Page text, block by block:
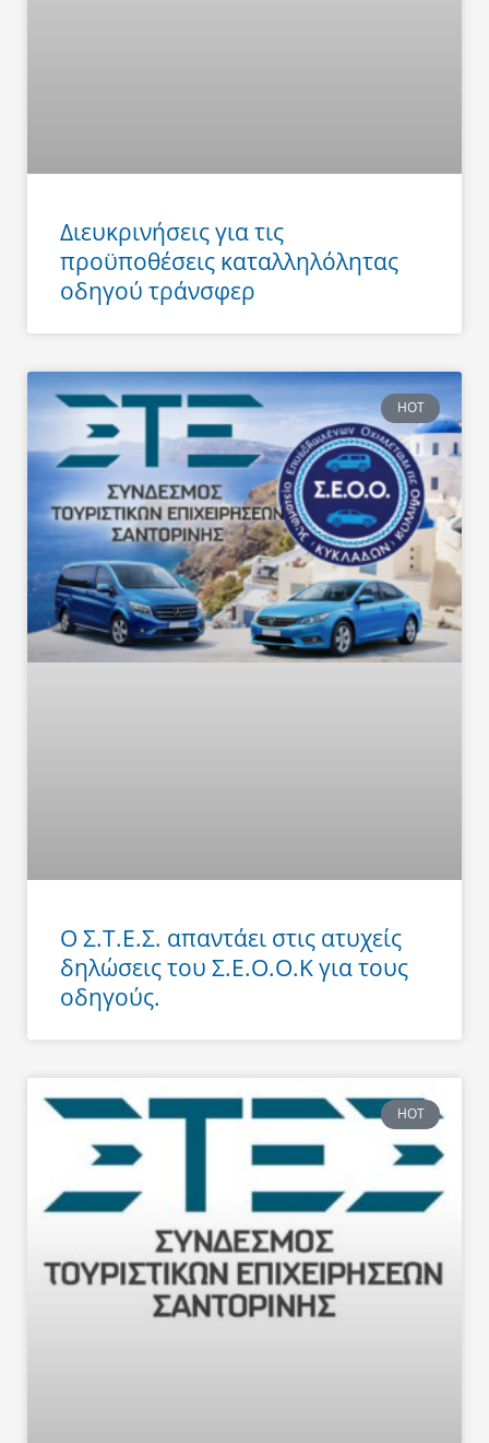
Διευκρινήσεις για τις
προϋποθέσεις καταλληλόλητας
οδηγού τράνσφερ
HOT
Ο Σ.Τ.Ε.Σ. απαντάει στις ατυχείς
δηλώσεις του Σ.Ε.Ο.Ο.Κ για τους
οδηγούς.
HOT